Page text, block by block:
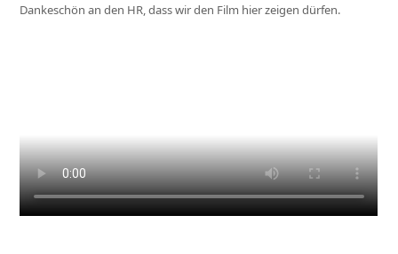
Dankeschön an den HR, dass wir den Film hier zeigen dürfen.